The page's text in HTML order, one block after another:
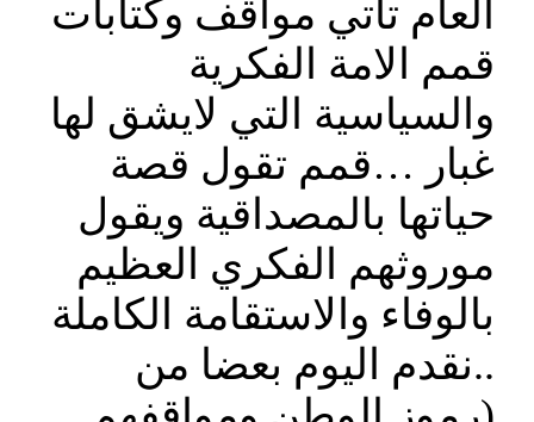
العام تأتي مواقف وكتابات
قمم الامة الفكرية
والسياسية التي لايشق لها
غبار …قمم تقول قصة
حياتها بالمصداقية ويقول
موروثهم الفكري العظيم
بالوفاء والاستقامة الكاملة
..نقدم اليوم بعضا من